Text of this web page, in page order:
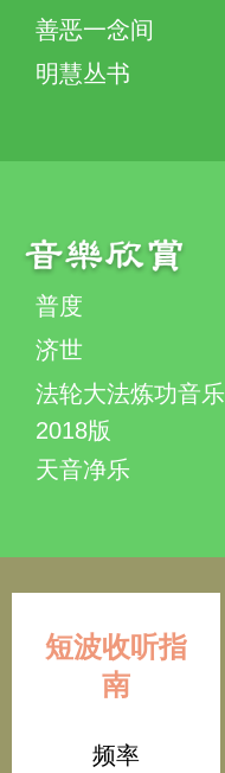
善恶一念间
明慧丛书
普度
济世
法轮大法炼功音乐
2018版
天音净乐
短波收听指
南
频率